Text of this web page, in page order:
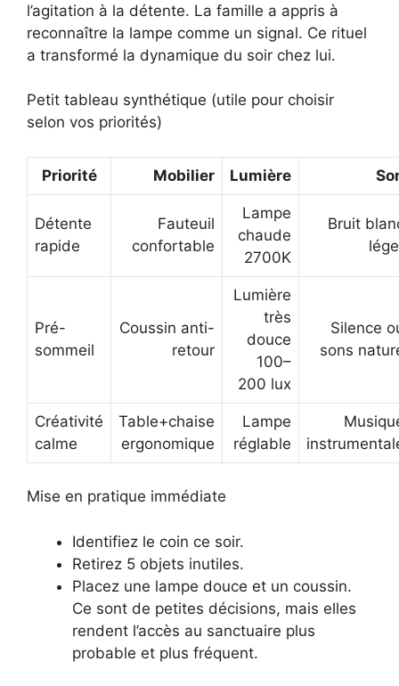
l’agitation à la détente. La famille a appris à
reconnaître la lampe comme un signal. Ce rituel
a transformé la dynamique du soir chez lui.
Petit tableau synthétique (utile pour choisir
selon vos priorités)
Priorité Mobilier Lumière
Détente
rapide
Fauteuil
confortable
Lampe
chaude
2700K
Bruit
Pré-
sommeil
Coussin anti-
retour
Lumière
très
douce
100–
200 lux
Silence
sons
Créativité
calme
Table+chaise
ergonomique
Lampe
réglable
Mise en pratique immédiate
Identifiez le coin ce soir.
Retirez 5 objets inutiles.
Placez une lampe douce et un coussin.
Ce sont de petites décisions, mais elles
rendent l’accès au sanctuaire plus
probable et plus fréquent.